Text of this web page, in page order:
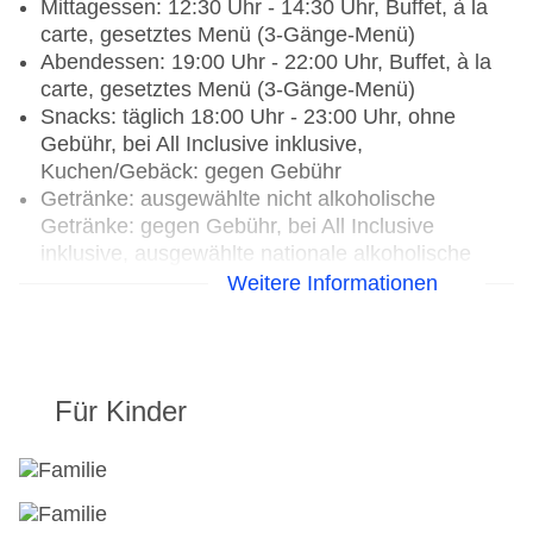
Mittagessen: 12:30 Uhr - 14:30 Uhr, Buffet, à la
carte, gesetztes Menü (3-Gänge-Menü)
Abendessen: 19:00 Uhr - 22:00 Uhr, Buffet, à la
carte, gesetztes Menü (3-Gänge-Menü)
Snacks: täglich 18:00 Uhr - 23:00 Uhr, ohne
Gebühr, bei All Inclusive inklusive,
Kuchen/Gebäck: gegen Gebühr
Getränke: ausgewählte nicht alkoholische
Getränke: gegen Gebühr, bei All Inclusive
inklusive, ausgewählte nationale alkoholische
Getränke: gegen Gebühr, bei All Inclusive
Candlelightdinner: gegen Gebühr, à la carte,
Galadinner: Anfrage & Reservierung notwendig,
gegen Gebühr, Buffet, gesetztes Menü
Weinprobe: gegen Gebühr, Anfrage &
Weitere Informationen
Für Kinder